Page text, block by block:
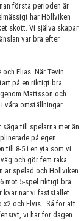
första perioden är
har Höllviken
skott. Vi själva skapar
var bra efter
Elias. När Tevin
på en riktigt bra
Mattsson och
våra omställningar.
till spelarna mer än
på egen
till 8-5 i en yta som vi
och gör fem raka
är spelad och Höllviken
mot 5-spel riktigt bra
kvar när vi faststället
x2 och Elvis. Så för att
vi har för dagen